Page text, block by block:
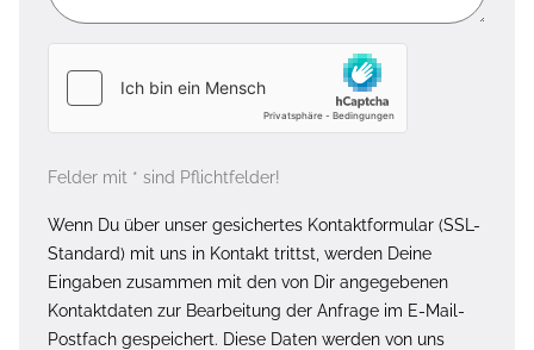
Felder mit * sind Pflichtfelder!
Wenn Du über unser gesichertes Kontaktformular (SSL-
Standard) mit uns in Kontakt trittst, werden Deine
Eingaben zusammen mit den von Dir angegebenen
Kontaktdaten zur Bearbeitung der Anfrage im E-Mail-
Postfach gespeichert. Diese Daten werden von uns